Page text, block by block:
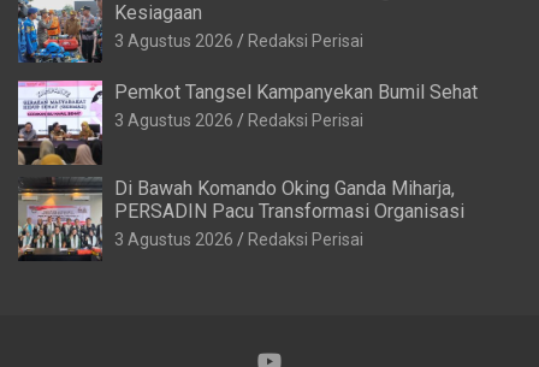
Kesiagaan
3 Agustus 2026 Redaksi Perisai
Pemkot Tangsel Kampanyekan Bumil Sehat
3 Agustus 2026 Redaksi Perisai
Di Bawah Komando Oking Ganda Miharja,
PERSADIN Pacu Transformasi Organisasi
3 Agustus 2026 Redaksi Perisai